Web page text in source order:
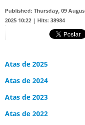
Published: Thursday, 09
2025 10:22 | Hits: 38984
Atas de 2025
Atas de 2024
Atas de 2023
Atas de 2022